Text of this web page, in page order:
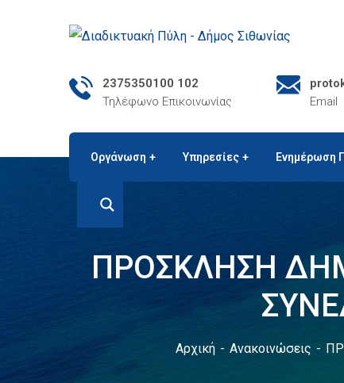
2375350100 102
Τηλέφωνο Επικοινωνίας
Email
Οργάνωση Υπηρεσίες Ενημέρωση
ΠΡΟΣΚΛΗΣΗ
Αρχική Ανακοινώσεις